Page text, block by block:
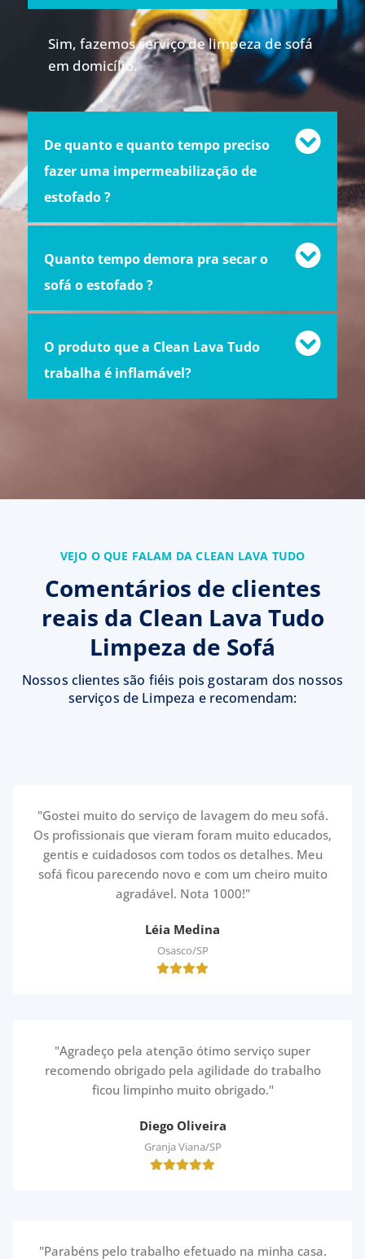
Sim, fazemos serviço de limpeza de sofá
em domicílio.
De quanto e quanto tempo preciso
fazer uma impermeabilização de
estofado ?
Quanto tempo demora pra secar o
sofá o estofado ?
O produto que a Clean Lava Tudo
trabalha é inflamável?
VEJO O QUE FALAM DA CLEAN LAVA TUDO
Comentários de clientes
reais da Clean Lava Tudo
Limpeza de Sofá
Nossos clientes são fiéis pois gostaram dos nossos
serviços de Limpeza e recomendam:
"Gostei muito do serviço de lavagem do meu sofá.
Os profissionais que vieram foram muito educados,
gentis e cuidadosos com todos os detalhes. Meu
sofá ficou parecendo novo e com um cheiro muito
agradável. Nota 1000!"
Léia Medina
Osasco/SP
"Agradeço pela atenção ótimo serviço super
recomendo obrigado pela agilidade do trabalho
ficou limpinho muito obrigado."
Diego Oliveira
Granja Viana/SP
"Parabéns pelo trabalho efetuado na minha casa.